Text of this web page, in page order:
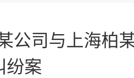
公司与上海柏
纷案